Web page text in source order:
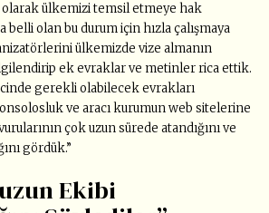
olarak ülkemizi temsil etmeye hak
belli olan bu durum için hızla çalışmaya
ülkemizde vize almanın
ek evraklar ve metinler rica ettik.
gerekli olabilecek evrakları
ve aracı kurumun web sitelerine
çok uzun sürede atandığını ve
gördük.”
Ekibi